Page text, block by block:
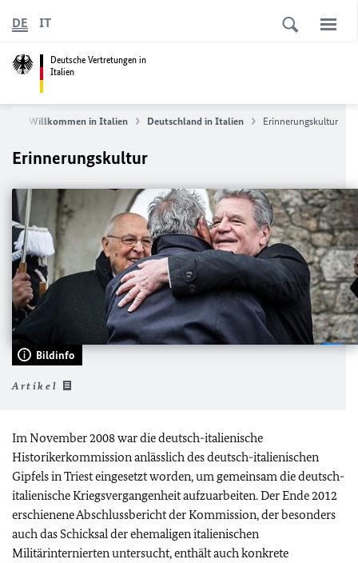
Deutsche Vertretungen in
Italien
DE IT
Willkommen in Italien Deutschland in Italien Erinnerungskultur
Erinnerungskultur
Bildinfo
Artikel
Im November 2008 war die deutsch-italienische
Historikerkommission anlässlich des deutsch-italienischen
Gipfels in Triest eingesetzt worden, um gemeinsam die deutsch-
italienische Kriegsvergangenheit aufzuarbeiten. Der Ende 2012
erschienene Abschlussbericht der Kommission, der besonders
auch das Schicksal der ehemaligen italienischen
Militärinternierten untersucht, enthält auch konkrete